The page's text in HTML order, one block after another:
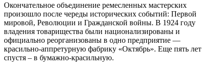
Окончательное объединение ремесленных мастерских
произошло после череды исторических событий: Первой
мировой, Революции и Гражданской войны. В 1924 году
владения товарищества были национализированы и
официально реорганизованы в одно предприятие —
красильно-аппретурную фабрику «Октябрь». Еще пять лет
спустя – в бумажно-красильную.